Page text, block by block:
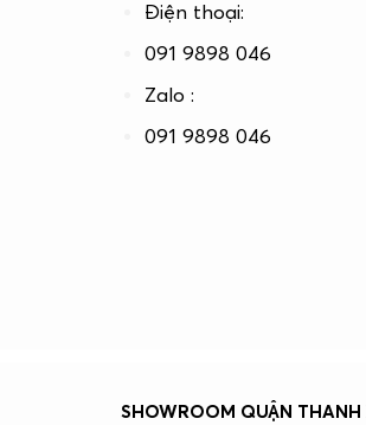
Điện thoại:
091 9898 046
Zalo :
091 9898 046
SHOWROOM QUẬN THANH